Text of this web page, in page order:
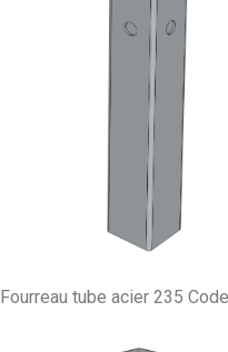
Fourreau tube acier 235